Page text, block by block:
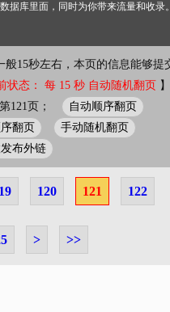
据库里面，同时为你带来流量和收录
般15秒左右，本页的信息能够提
状态： 每 15 秒 自动随机翻页 】
121页；
自动顺序翻页
翻页
手动随机翻页
布外链
120 121 122
> >>